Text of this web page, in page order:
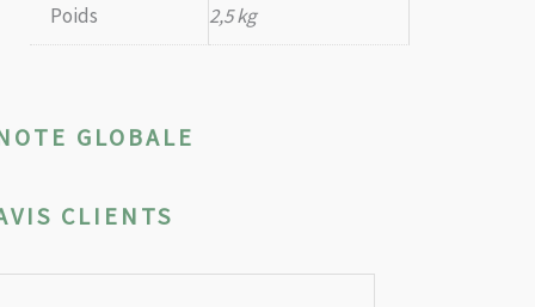
Poids 2,5 kg
GLOBALE
CLIENTS